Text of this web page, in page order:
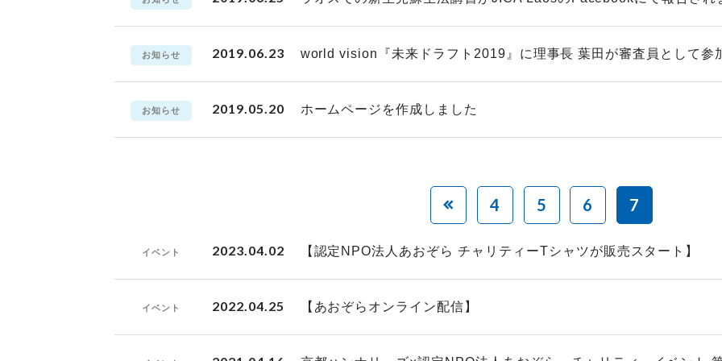
お知らせ 2019.06.23 world vision『未来ドラフト2019』に理事長 葉田が審査員として参
お知らせ 2019.05.20 ホームページを作成しました
4 5 6 7
イベント 2023.04.02 【認定NPO法人あおぞら チャリティーTシャツが販売スタート】
イベント 2022.04.25 【あおぞらオンライン配信】